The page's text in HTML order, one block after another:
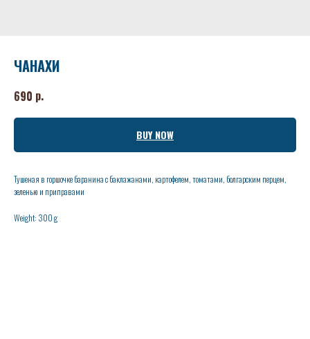
ЧАНАХИ
690 р.
BUY NOW
Тушеная в горшочке баранина с баклажанами, картофелем, томатами, болгарским перцем,
зеленью и приправами
Weight: 300 g